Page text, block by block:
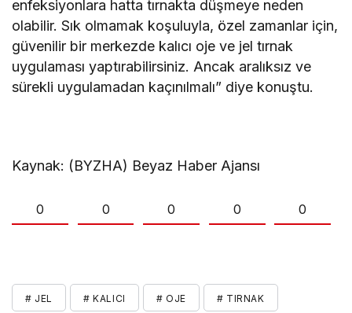
enfeksiyonlara hatta tırnakta düşmeye neden
olabilir. Sık olmamak koşuluyla, özel zamanlar için,
güvenilir bir merkezde kalıcı oje ve jel tırnak
uygulaması yaptırabilirsiniz. Ancak aralıksız ve
sürekli uygulamadan kaçınılmalı” diye konuştu.
Kaynak: (BYZHA) Beyaz Haber Ajansı
0 0 0 0 0
# JEL # KALICI # OJE # TIRNAK